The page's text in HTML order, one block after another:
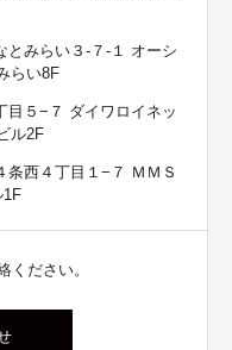
とみらい３-７-１ オーシ
らい8F
目５−７ ダイワロイネッ
ル2F
条西４丁目１−７ ＭＭＳ
1F
ください。